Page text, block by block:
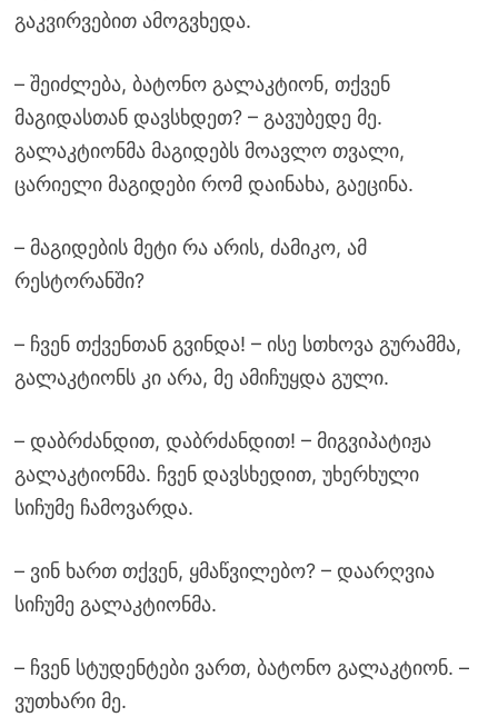
გაკვირვებით ამოგვხედა.
– შეიძლება, ბატონო გალაკტიონ, თქვენ
მაგიდასთან დავსხდეთ? – გავუბედე მე.
გალაკტიონმა მაგიდებს მოავლო თვალი,
ცარიელი მაგიდები რომ დაინახა, გაეცინა.
– მაგიდების მეტი რა არის, ძამიკო, ამ
რესტორანში?
– ჩვენ თქვენთან გვინდა! – ისე სთხოვა გურამმა,
გალაკტიონს კი არა, მე ამიჩუყდა გული.
– დაბრძანდით, დაბრძანდით! – მიგვიპატიჟა
გალაკტიონმა. ჩვენ დავსხედით, უხერხული
სიჩუმე ჩამოვარდა.
– ვინ ხართ თქვენ, ყმაწვილებო? – დაარღვია
სიჩუმე გალაკტიონმა.
– ჩვენ სტუდენტები ვართ, ბატონო გალაკტიონ. –
ვუთხარი მე.